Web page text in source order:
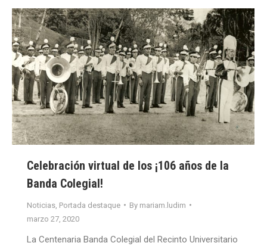
Celebración virtual de los ¡106 años de la
Banda Colegial!
Noticias Portada destaque By mariam.ludim
marzo 27, 2020
La Centenaria Banda Colegial del Recinto Universitario